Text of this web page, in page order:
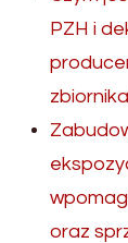
PZH i
oraz